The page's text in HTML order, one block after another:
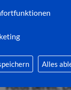
Alles
fiebern mit“
Erwachsene
viele
Die
Fotos bereit.